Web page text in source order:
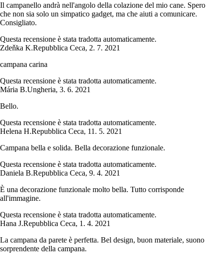
Il campanello andrà nell'angolo della colazione del mio cane. Spero
che non sia solo un simpatico gadget, ma che aiuti a comunicare.
Consigliato.
Questa recensione è stata tradotta automaticamente.
Zdeňka K.Repubblica Ceca, 2. 7. 2021
campana carina
Questa recensione è stata tradotta automaticamente.
Mária B.Ungheria, 3. 6. 2021
Bello.
Questa recensione è stata tradotta automaticamente.
Helena H.Repubblica Ceca, 11. 5. 2021
Campana bella e solida. Bella decorazione funzionale.
Questa recensione è stata tradotta automaticamente.
Daniela B.Repubblica Ceca, 9. 4. 2021
È una decorazione funzionale molto bella. Tutto corrisponde
all'immagine.
Questa recensione è stata tradotta automaticamente.
Hana J.Repubblica Ceca, 1. 4. 2021
La campana da parete è perfetta. Bel design, buon materiale, suono
sorprendente della campana.